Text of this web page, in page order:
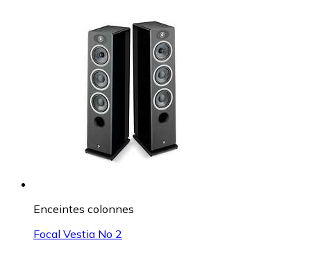
Enceintes colonnes
Focal Vestia No 2